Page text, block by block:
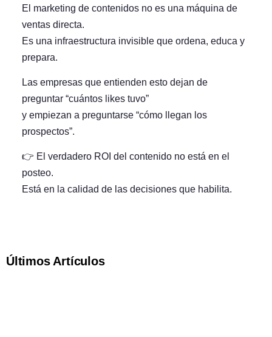
El marketing de contenidos no es una máquina de
ventas directa.
Es una infraestructura invisible que ordena, educa y
prepara.
Las empresas que entienden esto dejan de
preguntar “cuántos likes tuvo”
y empiezan a preguntarse “cómo llegan los
prospectos”.
👉 El verdadero ROI del contenido no está en el
posteo.
Está en la calidad de las decisiones que habilita.
Últimos Artículos